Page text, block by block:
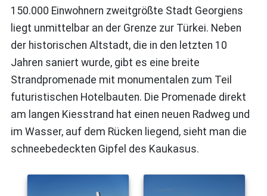
150.000 Einwohnern zweitgrößte Stadt Georgiens
liegt unmittelbar an der Grenze zur Türkei. Neben
der historischen Altstadt, die in den letzten 10
Jahren saniert wurde, gibt es eine breite
Strandpromenade mit monumentalen zum Teil
futuristischen Hotelbauten. Die Promenade direkt
am langen Kiesstrand hat einen neuen Radweg und
im Wasser, auf dem Rücken liegend, sieht man die
schneebedeckten Gipfel des Kaukasus.